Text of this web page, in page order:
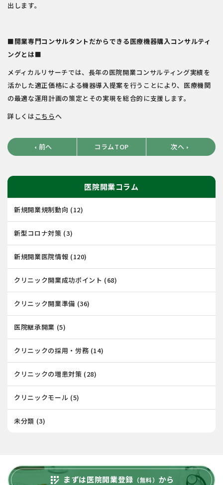
出します。
■開業専門コンサルタントだからできる医療機器購入コンサルティ
ングとは■
メディカルリサーチでは、長年の医院開業コンサルティング実績を
活かした適正価格による機器導入提案を行うことにより、医療機関
の最適な運用計画の策定とその実現を総合的に支援します。
詳しくは こちらへ
arrow_left 前へ コラムTOP 次へ arrow_right
医院開業コラム
新規開業規制動向 (12)
新型コロナ対策 (3)
新規開業医院情報 (120)
クリニック開業成功ポイント (68)
クリニック開業準備 (36)
医院継承開業 (5)
クリニックの採用・労務 (14)
クリニックの増患対策 (28)
クリニックモール (5)
未分類 (3)
app_registration まずは医院開業登録 （無料） から